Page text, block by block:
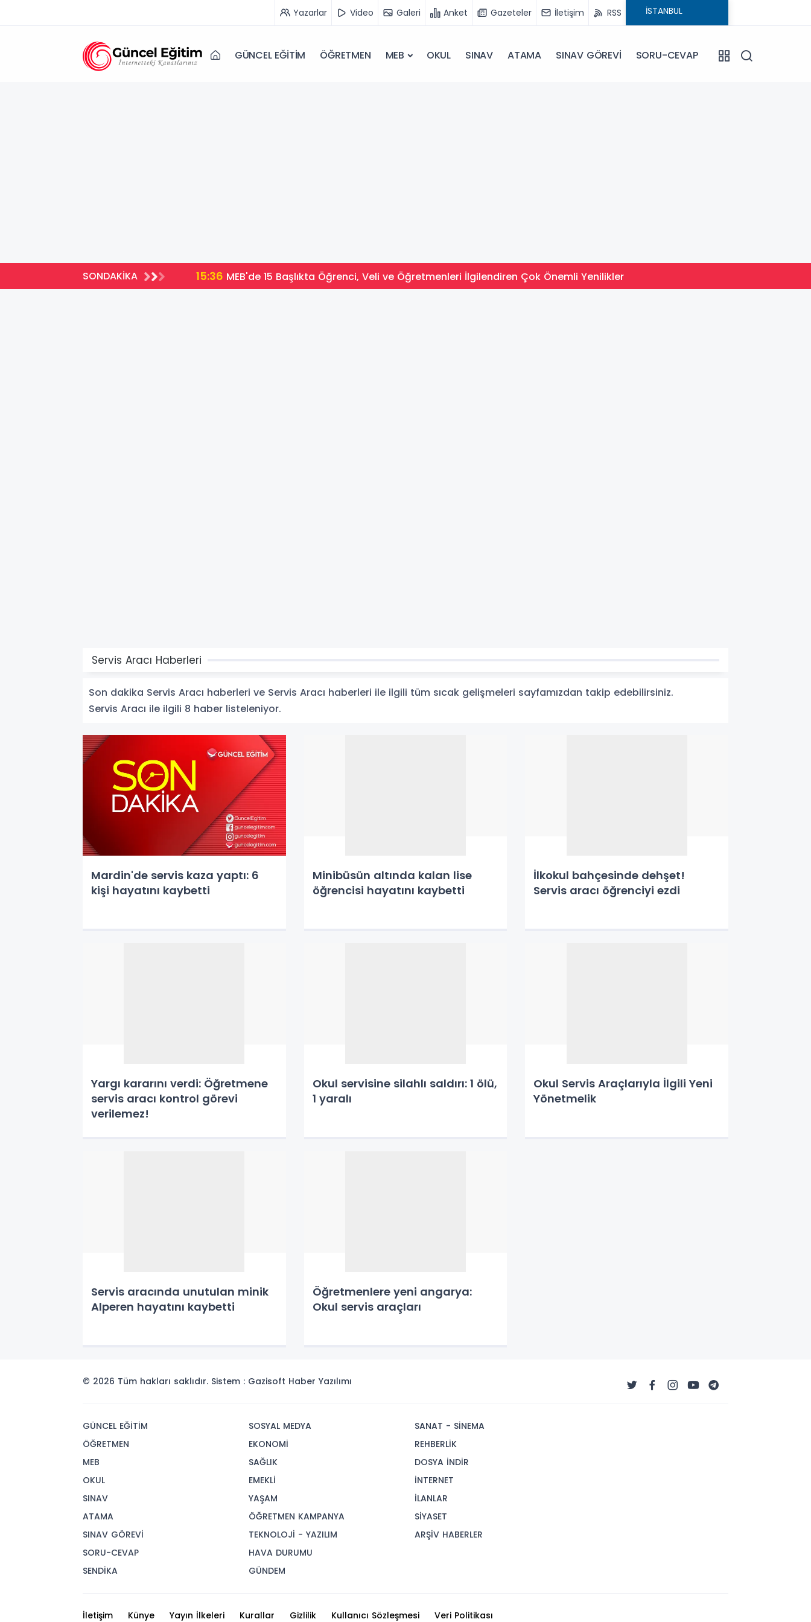
Yazarlar Video Galeri Anket Gazeteler İletişim RSS
GÜNCEL EĞİTİM ÖĞRETMEN MEB OKUL SINAV ATAMA SINAV GÖREVİ SORU-CEVAP
SONDAKİKA 15:36 MEB'de 15 Başlıkta Öğrenci, Veli ve Öğretmenleri İlgilendiren Çok Önemli Yenilikler
Servis Aracı Haberleri
Son dakika Servis Aracı haberleri ve Servis Aracı haberleri ile ilgili tüm sıcak gelişmeleri sayfamızdan takip edebilirsiniz.
Servis Aracı ile ilgili 8 haber listeleniyor.
Mardin'de servis kaza yaptı: 6
kişi hayatını kaybetti
Minibüsün altında kalan lise
öğrencisi hayatını kaybetti
İlkokul bahçesinde dehşet!
Servis aracı öğrenciyi ezdi
Yargı kararını verdi: Öğretmene
servis aracı kontrol görevi
verilemez!
Okul servisine silahlı saldırı: 1 ölü,
1 yaralı
Okul Servis Araçlarıyla İlgili Yeni
Yönetmelik
Servis aracında unutulan minik
Alperen hayatını kaybetti
Öğretmenlere yeni angarya:
Okul servis araçları
© 2026 Tüm hakları saklıdır. Sistem : Gazisoft Haber Yazılımı
GÜNCEL EĞİTİM
ÖĞRETMEN
MEB
OKUL
SINAV
ATAMA
SINAV GÖREVİ
SORU-CEVAP
SENDİKA
SOSYAL MEDYA
EKONOMİ
SAĞLIK
EMEKLİ
YAŞAM
ÖĞRETMEN KAMPANYA
TEKNOLOJİ - YAZILIM
HAVA DURUMU
GÜNDEM
SANAT - SİNEMA
REHBERLİK
DOSYA İNDİR
İNTERNET
İLANLAR
SİYASET
ARŞİV HABERLER
İletişim Künye Yayın İlkeleri Kurallar Gizlilik Kullanıcı Sözleşmesi Veri Politikası